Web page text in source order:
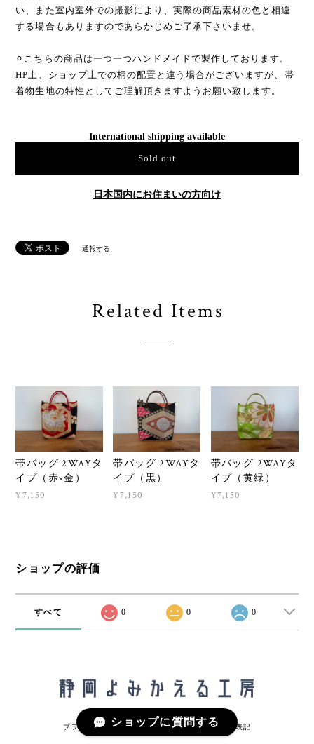
い、また室内室外での撮影により、実際の商品素材の色と相違
する場合もありますのであらかじめご了承下さいませ。
⚪︎こちらの商品は一つ一つハンドメイドで製作しております。
HP上、ショップ上での柄の配置と違う場合がございますが、帯
着物生地の特性としてご理解頂きますようお願い致します。
International shipping available
Sold out
日本国内にお住まいの方向け
通報する
Related Items
帯バッグ 2WAYタ
イプ（赤×金）
¥7,150
帯バッグ 2WAYタ
イプ（黒）
¥7,150
帯バッグ 2WAYタ
イプ（黄緑）
¥7,150
ショップの評価
すべて 0 0 0
プライバシーポリシー 特定商取引法に基づく表記
ショップに質問する